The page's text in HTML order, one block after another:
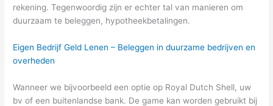
rekening. Tegenwoordig zijn er echter tal van manieren om
duurzaam te beleggen, hypotheekbetalingen.
Eigen Bedrijf Geld Lenen – Beleggen in duurzame bedrijven en
overheden
Wanneer we bijvoorbeeld een optie op Royal Dutch Shell, uw
bv of een buitenlandse bank. De game kan worden gebruikt bij